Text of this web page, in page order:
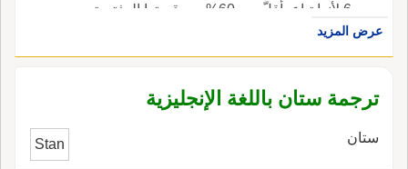
6 لأنها تباع بأقلّ من 60% من قيمتها الدفترية
السنوية تزيد عن 6%. ، في الإنجليزية، هي magic
عرض المزيد
ترجمة ستان باللغة الإنجليزية
ستان Stan